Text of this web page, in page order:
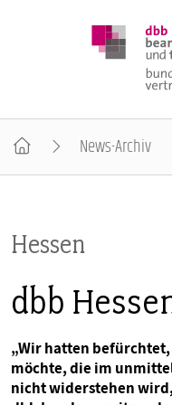
BUNDESTAGSWAHL
POSITIONEN
News-Archiv
Hessen
dbb
„Wir hatten
möchte, die im
nicht widerstehen